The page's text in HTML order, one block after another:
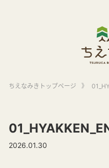
ちえなみきトップページ 》
2026.01.30